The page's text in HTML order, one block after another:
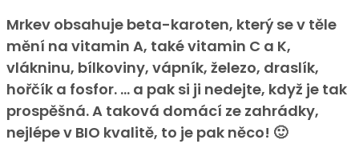
Mrkev obsahuje beta-karoten, který se v těle
mění na vitamin A, také vitamin C a K,
vlákninu, bílkoviny, vápník, železo, draslík,
hořčík a fosfor. … a pak si ji nedejte, když je tak
prospěšná. A taková domácí ze zahrádky,
nejlépe v BIO kvalitě, to je pak něco! 🙂